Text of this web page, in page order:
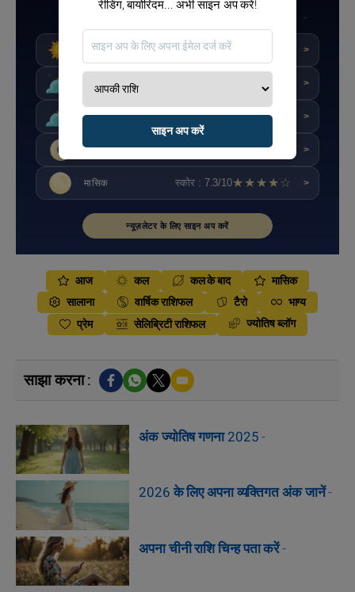
विस्तृत राशिफल कन्या
आज स्कोर : 8/10 >
>
परसों स्कोर : 5.2/10★★★☆☆ >
साप्ताहिक स्कोर : 6.7/10★★★☆☆ >
मासिक स्कोर : 7.3/10★★★★☆ >
न्यूज़लेटर के लिए साइन अप करें
आज कल कल के बाद
मासिक
सालाना
वार्षिक राशिफल टैरो
भाग्य
प्रेम
सेलिब्रिटी राशिफल ज्योतिष ब्लॉग
साझा करना :
अंक ज्योतिष गणना 2025-
2026 के लिए अपना व्यक्तिगत अंक जानें-
अपना चीनी राशि चिन्ह पता करें-
रीडिंग, बायोरिदम... अभी साइन अप करें!
साइन अप करें